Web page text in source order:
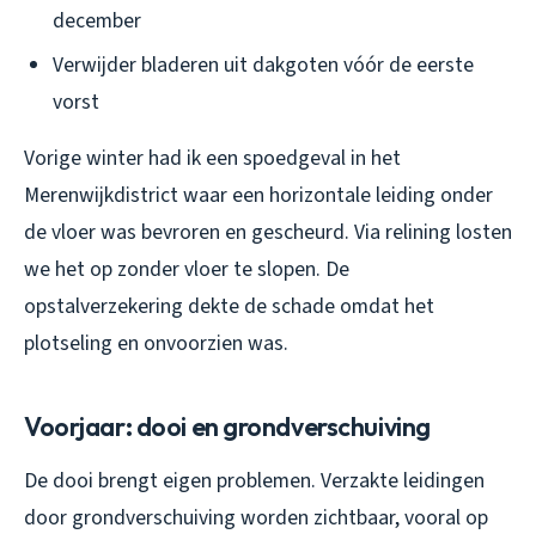
december
Verwijder bladeren uit dakgoten vóór de eerste
vorst
Vorige winter had ik een spoedgeval in het
Merenwijkdistrict waar een horizontale leiding onder
de vloer was bevroren en gescheurd. Via relining losten
we het op zonder vloer te slopen. De
opstalverzekering dekte de schade omdat het
plotseling en onvoorzien was.
Voorjaar: dooi en grondverschuiving
De dooi brengt eigen problemen. Verzakte leidingen
door grondverschuiving worden zichtbaar, vooral op